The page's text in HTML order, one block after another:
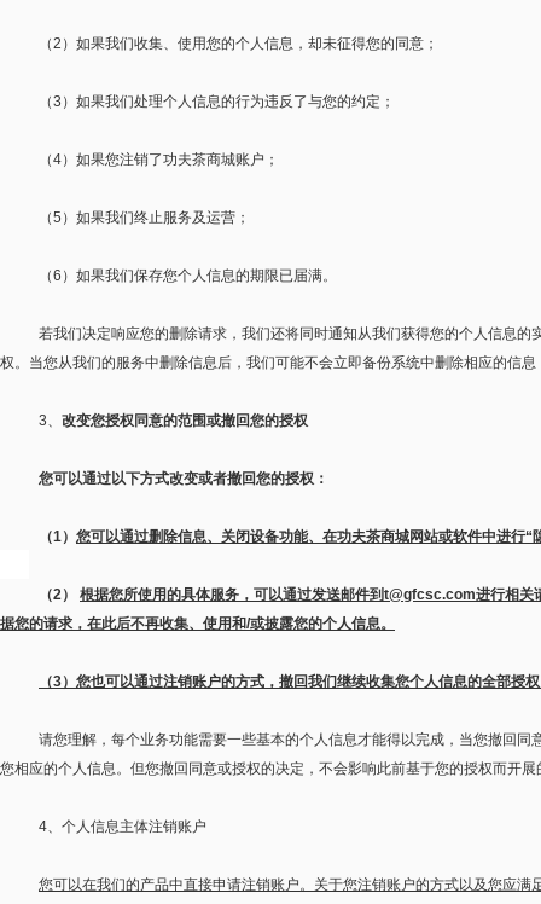
（2 ）如果我们收集、使用您的个人信息，却未征得您的同意；
（3 ）如果我们处理个人信息的行为违反了与您的约定；
（4）如果您注销了功夫茶商城账户；
（5 ）如果我们终止服务及运营；
（6 ）如果我们保存您个人信息的期限已届满。
若我们决定响应您的删除请求，我们还将同时通知从我们获得您的个人信息
权。当您从我们的服务中删除信息后，我们可能不会立即备份系统中删除相应的信
3、 改变您授权同意的范围或撤回您的授权
您可以通过以下方式改变或者撤回您的授权：
（1） 您可以通过删除信息、关闭设备功能、在功夫茶商城网站或软件中进行“
（2） 根据您所使用的具体服务，可以通过发送邮件到t@gfcsc.com进行相关
据您的请求，在此后不再收集、使用和/或披露您的个人信息。
（3）您也可以通过注销账户的方式，撤回我们继续收集您个人信息的全部授
请您理解，每个业务功能需要一些基本的个人信息才能得以完成，当您撤回
您相应的个人信息。但您撤回同意或授权的决定，不会影响此前基于您的授权而开
4、个人信息主体注销账户
您可以在我们的产品中直接申请注销账户。关于您注销账户的方式以及您应满